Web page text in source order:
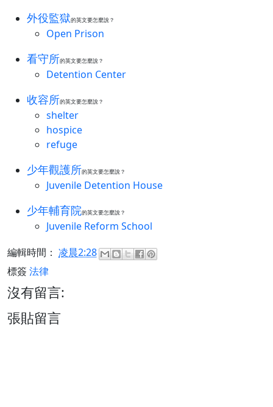
外役監獄的英文要怎麼說？
Open Prison
看守所的英文要怎麼說？
Detention Center
收容所的英文要怎麼說？
shelter
hospice
refuge
少年觀護所的英文要怎麼說？
Juvenile Detention House
少年輔育院的英文要怎麼說？
Juvenile Reform School
編輯時間： 凌晨2:28
標簽 法律
沒有留言:
張貼留言